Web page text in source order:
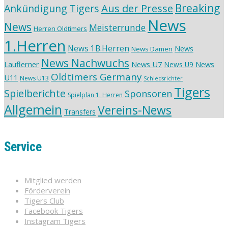
Ankündigung TigersAus der Presse Breaking
News Herren Oldtimers Meisterrunde News
1.Herren News 1B.Herren News Damen News
Lauflerner News Nachwuchs News U7 News U9 News
U11 News U13 Oldtimers Germany Schiedsrichter
Spielberichte Spielplan 1. Herren Sponsoren Tigers
Allgemein Transfers Vereins-News
Service
Mitglied werden
Förderverein
Tigers Club
Facebook Tigers
Instagram Tigers